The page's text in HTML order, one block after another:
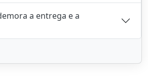
a entrega e a